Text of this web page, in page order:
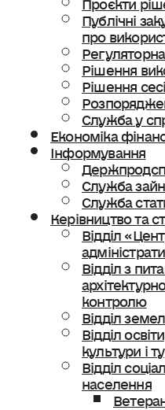
Публічні
про
Рішення
Рішення
Служба у
Економіка
Інформування
Служба
Служба
Керівництво та
Відділ
Відділ з
контролю
Відділ
Відділ
культури і
Відділ
населення